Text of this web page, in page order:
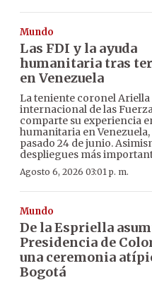
Mundo
Las FDI y la ayuda
humanitaria tras
en Venezuela
La teniente coronel
internacional de las
comparte su experiencia
humanitaria en
pasado 24 de junio.
despliegues más
Agosto 6, 2026 03:01 p. m.
Mundo
De la Espriella
Presidencia de
una ceremonia
Bogotá